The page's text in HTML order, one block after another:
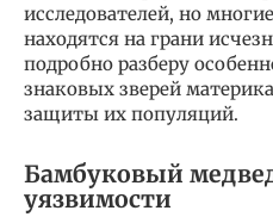
исследователей, но
находятся на грани
подробно разберу
знаковых зверей
защиты их популяций.
Бамбуковый
уязвимости